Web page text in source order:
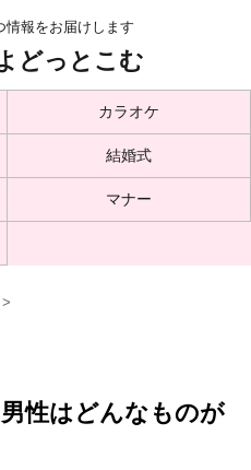
情報をお届けします
どっとこむ
カラオケ
結婚式
マナー
>
性はどんなものが